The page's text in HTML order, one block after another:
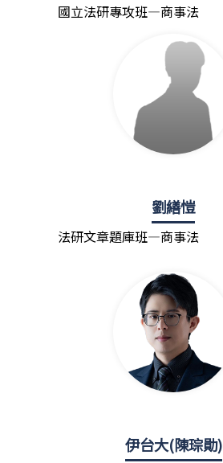
國立法研專攻班—商事法
劉繕愷
法研文章題庫班—商事法
伊台大(陳琮勛)